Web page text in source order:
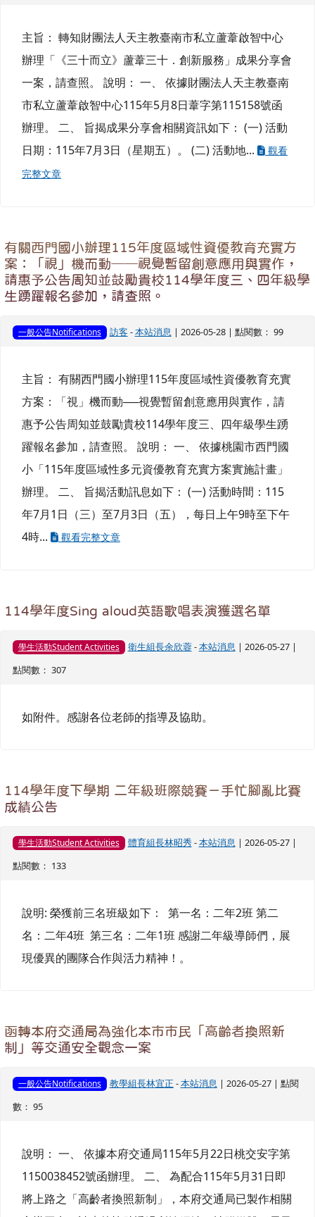
主旨： 轉知財團法人天主教臺南市私立蘆葦啟智中心
辦理「《三十而立》蘆葦三十．創新服務」成果分享會
一案，請查照。 說明： 一、 依據財團法人天主教臺南
市私立蘆葦啟智中心115年5月8日葦字第115158號函
辦理。 二、 旨揭成果分享會相關資訊如下： (一) 活動
日期：115年7月3日（星期五）。 (二) 活動地...
觀看
完整文章
有關西門國小辦理115年度區域性資優教育充實方
案：「視」機而動──視覺暫留創意應用與實作，
請惠予公告周知並鼓勵貴校114學年度三、四年級學
生踴躍報名參加，請查照。
一般公告Notifications 訪客 -本站消息 | 2026-05-28 | 點閱數： 99
主旨： 有關西門國小辦理115年度區域性資優教育充實
方案：「視」機而動──視覺暫留創意應用與實作，請
惠予公告周知並鼓勵貴校114學年度三、四年級學生踴
躍報名參加，請查照。 說明： 一、 依據桃園市西門國
小「115年度區域性多元資優教育充實方案實施計畫」
辦理。 二、 旨揭活動訊息如下： (一) 活動時間：115
年7月1日（三）至7月3日（五），每日上午9時至下午
4時...
觀看完整文章
114學年度Sing aloud英語歌唱表演獲選名單
學生活動Student Activities 衛生組長余欣蓉-本站消息 | 2026-05-27 |
點閱數： 307
如附件。感謝各位老師的指導及協助。
114學年度下學期 二年級班際競賽－手忙腳亂比賽
成績公告
學生活動Student Activities 體育組長林昭秀 -本站消息 | 2026-05-27 |
點閱數： 133
說明: 榮獲前三名班級如下： 第一名：二年2班 第二
名：二年4班 第三名：二年1班 感謝二年級導師們，展
現優異的團隊合作與活力精神！。
函轉本府交通局為強化本市市民「高齡者換照新
制」等交通安全觀念一案
一般公告Notifications 教學組長林宜正 -本站消息 | 2026-05-27 | 點閱
數： 95
說明： 一、 依據本府交通局115年5月22日桃交安字第
1150038452號函辦理。 二、 為配合115年5月31日即
將上路之「高齡者換照新制」，本府交通局已製作相關